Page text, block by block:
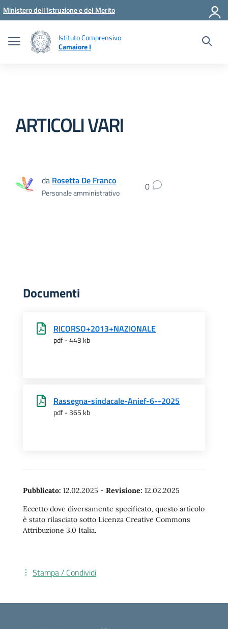
Vai ai contenuti
Vai al menu di navigazione
Vai al footer
Ministero dell'Istruzione e del Merito
Istituto Comprensivo
Camaiore I
ARTICOLI VARI
da Rosetta De Franco
Personale amministrativo 0
Documenti
RICORSO+2013+NAZIONALE
pdf - 443 kb
Rassegna-sindacale-Anief-6--2025
pdf - 365 kb
Pubblicato: 12.02.2025 - Revisione: 12.02.2025
Eccetto dove diversamente specificato, questo articolo
è stato rilasciato sotto Licenza Creative Commons
Attribuzione 3.0 Italia.
Stampa / Condividi